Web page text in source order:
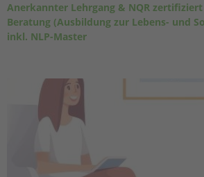
Anerkannter Lehrgang & NQR
Beratung (Ausbildung zur Lebens- und
inkl. NLP-Master